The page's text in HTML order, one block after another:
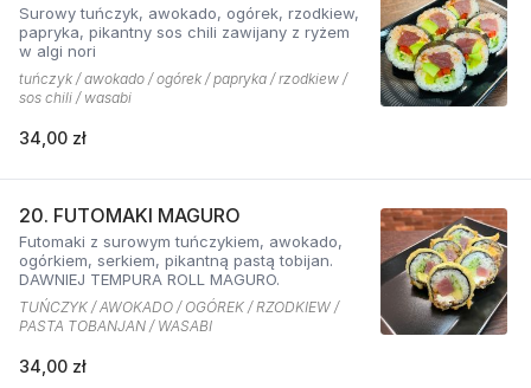
Surowy tuńczyk, awokado, ogórek, rzodkiew,
papryka, pikantny sos chili zawijany z ryżem
w algi nori
tuńczyk / awokado / ogórek / papryka / rzodkiew /
sos chili / wasabi
34,00 zł
20. FUTOMAKI MAGURO
Futomaki z surowym tuńczykiem, awokado,
ogórkiem, serkiem, pikantną pastą tobijan.
DAWNIEJ TEMPURA ROLL MAGURO.
TUŃCZYK / AWOKADO / OGÓREK / RZODKIEW /
PASTA TOBANJAN / WASABI
34,00 zł